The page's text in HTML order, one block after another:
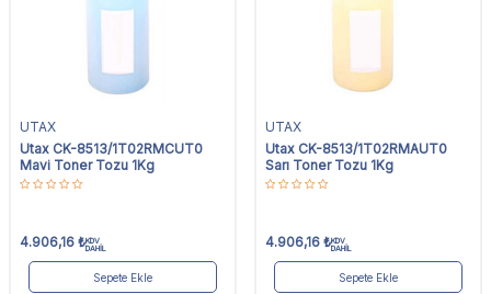
UTAX
Utax CK-8513/1T02RMCUT0
Mavi Toner Tozu 1Kg
4.906,16 ₺KDV
DAHİL
Sepete Ekle
UTAX
Utax CK-8513/1T02RMAUT0
Sarı Toner Tozu 1Kg
4.906,16 ₺KDV
DAHİL
Sepete Ekle